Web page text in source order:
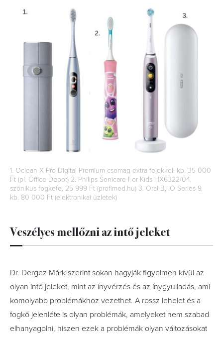
1. Oclean X Pro Digital Premium csomag extra fejekkel, kb. 35 000
Ft (pl. Office Depot) 2. Philips Sonicare For Kids HX6322/04,
szónikus fogkefe, 25 999 Ft (profimed.hu) 3. Oral-B, iO Series 9,
kb. 80 000 Ft (elektronikai üzletek)
Veszélyes mellőzni az intő jeleket
Dr. Dergez Márk szerint sokan hagyják figyelmen kívül az
olyan intő jeleket, mint az ínyvérzés és az ínygyulladás, ami
komolyabb problémákhoz vezethet. A rossz lehelet és a
fogkő jelenléte is olyan problémák, amelyeket nem szabad
elhanyagolni, hiszen ezek a problémák olyan változásokat